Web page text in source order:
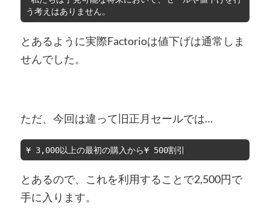
う考えはありません。
とあるように実際Factorioは値下げは通常しま
せんでした。
ただ、今回は違って旧正月セールでは…
¥ 3,000以上の最初の購入から¥ 500割引
とあるので、これを利用することで2,500円で
手に入ります。